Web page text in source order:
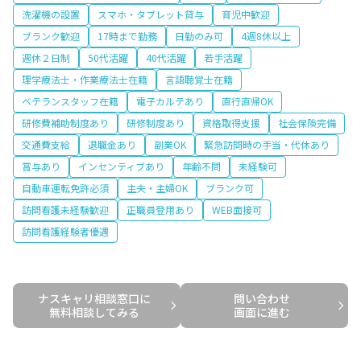
洗濯機の設置
スマホ・タブレット貸与
育児中歓迎
ブランク歓迎
17時まで勤務 日勤のみ可
4週8休以上
週休２日制
50代活躍 40代活躍
若手活躍
理学療法士・作業療法士在籍
言語聴覚士在籍
ベテランスタッフ在籍
電子カルテあり
直行直帰OK
研修費補助制度あり
研修制度あり 資格取得支援
社会保険完備
交通費支給
退職金あり 副業OK
緊急訪問時の手当・代休あり
賞与あり
インセンティブあり 年齢不問
未経験可
自動車運転免許必須
主夫・主婦OK
ブランク可
訪問看護未経験歓迎
正職員登用あり
WEB面接可
訪問看護経験者優遇
ナスキャリ相談窓口に
無料相談してみる
問い合わせ
画面に進む